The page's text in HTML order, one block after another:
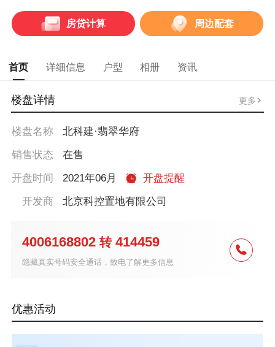
房贷计算 周边配套
首页 详细信息 户型 相册 资讯
楼盘详情 更多
楼盘名称
北科建·翡翠华府
销售状态
在售
开盘时间
2021年06月
开盘提醒
开发商
北京科控置地有限公司
4006168802 转 414459
隐藏真实号码安全通话，致电了解更多信息
优惠活动